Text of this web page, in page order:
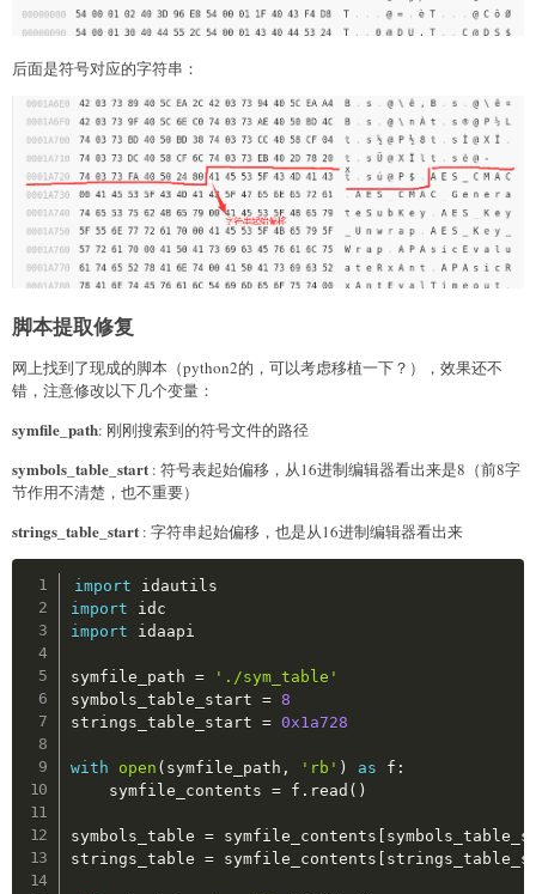
后面是符号对应的字符串：
脚本提取修复
网上找到了现成的脚本（python2的，可以考虑移植一下？），效果还不
错，注意修改以下几个变量：
symfile_path: 刚刚搜索到的符号文件的路径
symbols_table_start : 符号表起始偏移，从16进制编辑器看出来是8（前8字
节作用不清楚，也不重要）
strings_table_start : 字符串起始偏移，也是从16进制编辑器看出来
import
import
import idaapi
symfile_path =
'./sym_table'
symbols_table_start = 8
strings_table_start = 0x1a728
with open ( symfile_path , 'rb' ) as f :
    symfile_contents
= f . read ( )
symbols_table = symfile_contents
strings_table = symfile_contents